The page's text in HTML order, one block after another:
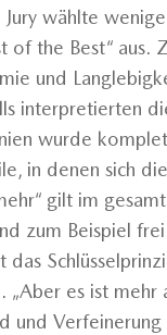
wählte
of the Best“
und
interpretierten
wurde
in denen sich
gilt im
zum Beispiel
das
es ist mehr
und